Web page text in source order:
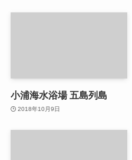
小浦海水浴場 五島列島
2018年10月9日